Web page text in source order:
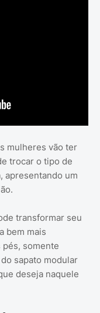
mulheres vão ter
trocar o tipo de
apresentando um
transformar seu
bem mais
somente
sapato modular
deseja naquele